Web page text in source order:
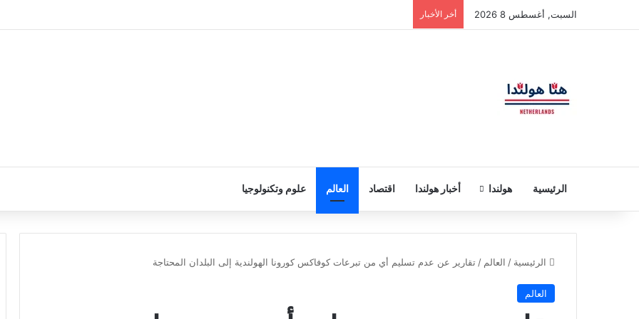
السبت, أغسطس 8 2026 أخر الأخبار
الرئيسية هولندا أخبار هولندا اقتصاد العالم علوم وتكنولوجيا
الرئيسية / العالم / تقارير عن عدم تسليم أي من تبرعات كوفاكس كورونا الهولندية إلى البلدان المحتاجة
العالم